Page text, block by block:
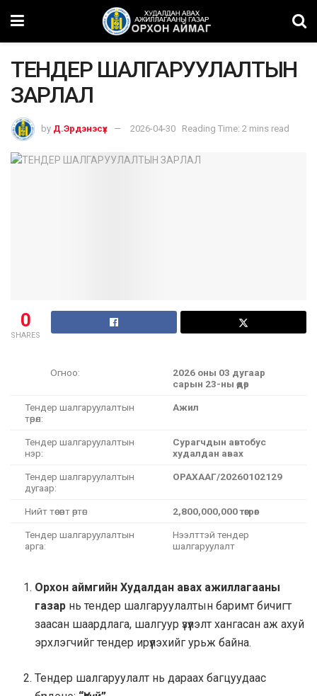
ТЕНДЕР ШАЛГАРУУЛАЛТЫН
ЗАРЛАЛ
by Д.Эрдэнэсүх 2026-04-30 Reading Time: 2 mins read
0
SHARES
Огноо:
2026 оны 03 дугаар
сарын 23-ны өдөр
Тендер шалгаруулалтын
төрөл:
Ажил
Тендер шалгаруулалтын
нэр:
Сурагчдын автобус
худалдан авах
Тендер шалгаруулалтын
дугаар:
ОРАХААГ/20260102129
Нийт төсөвт өртөг: 2,800,000,000 төгрөг
Тендер шалгаруулалтын
арга:
Нээлттэй тендер
шалгаруулалт
Орхон аймгийн Худалдан авах ажиллагааны
газар нь тендер шалгаруулалтын баримт бичигт
заасан шаардлага, шалгуур үзүүлэлт хангасан аж ахуй
эрхлэгчийг тендер ирүүлэхийг урьж байна.
Тендер шалгаруулалт нь дараах багцуудаас